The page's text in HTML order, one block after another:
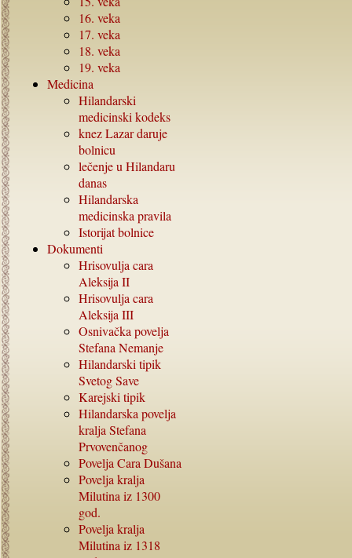
16. veka
17. veka
18. veka
19. veka
Medicina
Hilandarski
medicinski kodeks
knez Lazar daruje
bolnicu
lečenje u Hilandaru
danas
Hilandarska
medicinska pravila
Istorijat bolnice
Dokumenti
Hrisovulja cara
Aleksija II
Hrisovulja cara
Aleksija III
Osnivačka povelja
Stefana Nemanje
Hilandarski tipik
Svetog Save
Karejski tipik
Hilandarska povelja
kralja Stefana
Prvovenčanog
Povelja Cara Dušana
Povelja kralja
Milutina iz 1300
god.
Povelja kralja
Milutina iz 1318